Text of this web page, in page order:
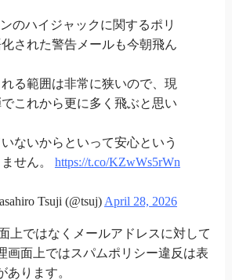
のハイジャックに関するポリ
された警告メールも今朝飛ん
る範囲は非常に狭いので、現
これから更に多く飛ぶと思い
ないからといって安心という
せん。 https://t.co/KZwWs5rWn
Tsuji (@tsuj) April 28, 2026
面上ではなくメールアドレスに対して
画面上ではスパムポリシー違反は表
あります。